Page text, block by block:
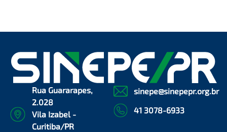
Rua Guararapes,
2.028
Vila Izabel -
Curitiba/PR
sinepe@sinepepr.org.br
41 3078-6933